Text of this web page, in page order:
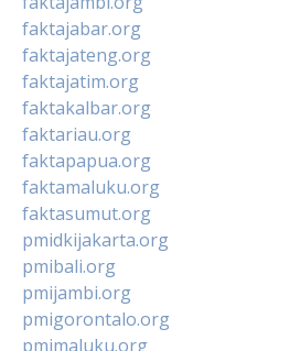
faktajabar.org
faktajateng.org
faktajatim.org
faktakalbar.org
faktariau.org
faktapapua.org
faktamaluku.org
faktasumut.org
pmidkijakarta.org
pmibali.org
pmijambi.org
pmigorontalo.org
pmimaluku.org